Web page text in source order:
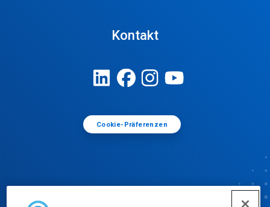
Kontakt
Cookie-Präferenzen